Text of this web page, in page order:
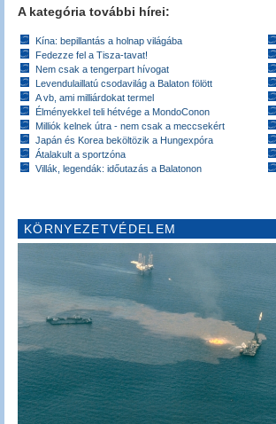
A kategória további hírei:
Kína: bepillantás a holnap világába
Fedezze fel a Tisza-tavat!
Nem csak a tengerpart hívogat
Levendulaillatú csodavilág a Balaton fölött
A vb, ami milliárdokat termel
Élményekkel teli hétvége a MondoConon
Milliók kelnek útra - nem csak a meccsekért
Japán és Korea beköltözik a Hungexpóra
Átalakult a sportzóna
Villák, legendák: időutazás a Balatonon
KÖRNYEZETVÉDELEM